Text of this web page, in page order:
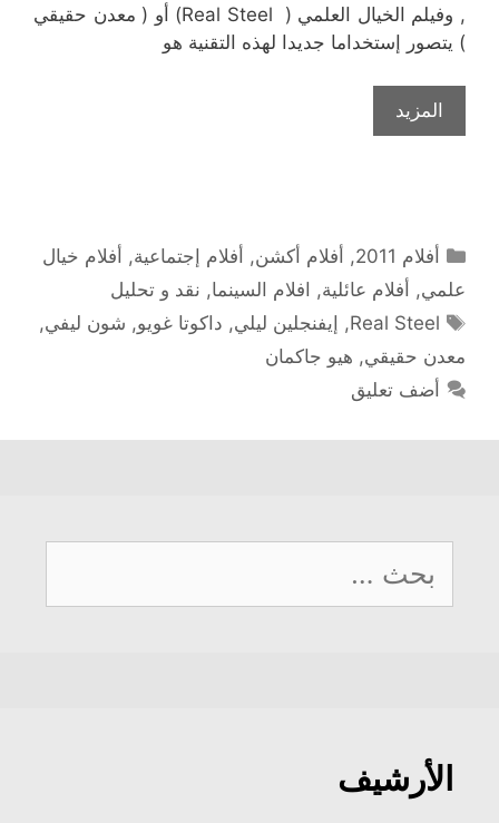
, وفيلم الخيال العلمي ( Real Steel) أو ( معدن حقيقي
) يتصور إستخداما جديدا لهذه التقنية هو
المزيد
التصنيفات
أفلام 2011 , أفلام أكشن, أفلام إجتماعية, أفلام خيال
علمي, أفلام عائلية, افلام السينما, نقد و تحليل
الوسوم
Real Steel
, إيفنجلين ليلي, داكوتا غويو, شون ليفي,
معدن حقيقي, هيو جاكمان
أضف تعليق
البحث
عن:
الأرشيف